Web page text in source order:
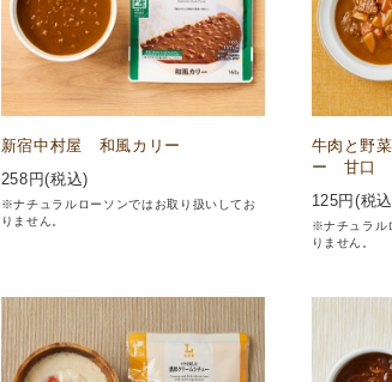
新宿中村屋 和風カリー
258 円(税込)
※ナチュラルローソンではお取り扱いしてお
りません。
牛肉と野
ー 甘口
125円(税
※ナチュラル
りません。